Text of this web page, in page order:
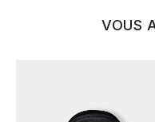
VOUS